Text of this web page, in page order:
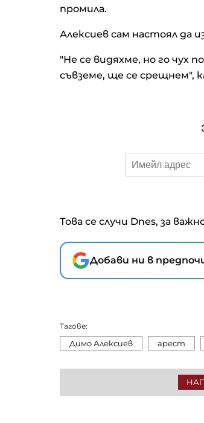
промила.
Алексиев сам настоял да
"Не се видяхме, но го чух
съвземе, ще се срещнем",
Това се случи Dnes, за
Добави ни в
Тагове:
Димо Алексиев арест